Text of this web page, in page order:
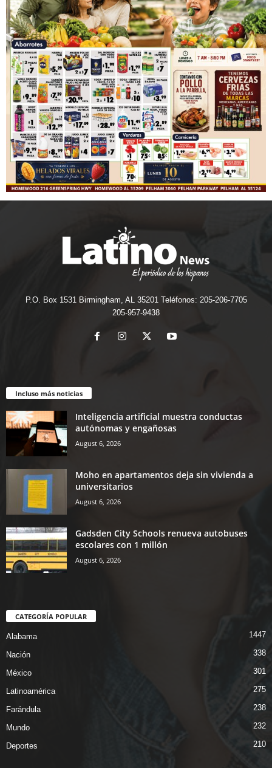
P.O. Box 1531 Birmingham, AL 35201 Teléfonos: 205-206-7705
205-957-9438
Incluso más noticias
Inteligencia artificial muestra conductas
autónomas y engañosas
August 6, 2026
Moho en apartamentos deja sin vivienda a
universitarios
August 6, 2026
Gadsden City Schools renueva autobuses
escolares con 1 millón
August 6, 2026
CATEGORÍA POPULAR
Alabama 1447
Nación 338
México 301
Latinoamérica 275
Farándula 238
Mundo 232
Deportes 210